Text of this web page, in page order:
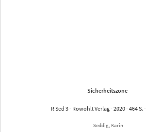
Sicherheitszone
R Sed 3 - Rowohlt Verlag - 2020 - 464 S.
Seddig, Karin